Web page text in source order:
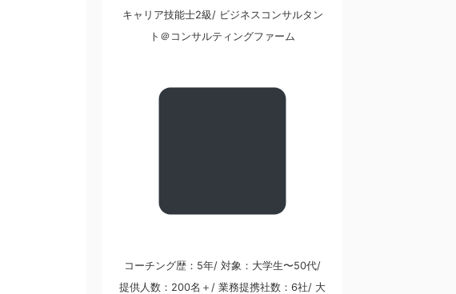
キャリア技能士2級/ ビジネスコンサルタン
ト＠コンサルティングファーム
コーチング歴：5年/ 対象：大学生〜50代/
提供人数：200名＋/ 業務提携社数：6社/ 大